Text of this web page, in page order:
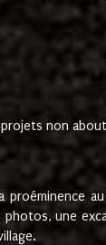
non
une